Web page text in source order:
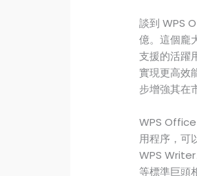
談到 WPS
億。這個龐
支援的活躍
實現更高效
步增強其在
WPS Office
用程序，可
WPS
等標準巨頭